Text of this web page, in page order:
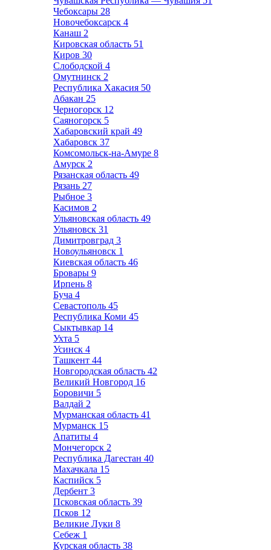
Чебоксары 28
Новочебоксарск 4
Канаш 2
Кировская область 51
Киров 30
Слободской 4
Омутнинск 2
Республика Хакасия 50
Абакан 25
Черногорск 12
Саяногорск 5
Хабаровский край 49
Хабаровск 37
Комсомольск-на-Амуре 8
Амурск 2
Рязанская область 49
Рязань 27
Рыбное 3
Касимов 2
Ульяновская область 49
Ульяновск 31
Димитровград 3
Новоульяновск 1
Киевская область 46
Бровары 9
Ирпень 8
Буча 4
Севастополь 45
Республика Коми 45
Сыктывкар 14
Ухта 5
Усинск 4
Ташкент 44
Новгородская область 42
Великий Новгород 16
Боровичи 5
Валдай 2
Мурманская область 41
Мурманск 15
Апатиты 4
Мончегорск 2
Республика Дагестан 40
Махачкала 15
Каспийск 5
Дербент 3
Псковская область 39
Псков 12
Великие Луки 8
Себеж 1
Курская область 38